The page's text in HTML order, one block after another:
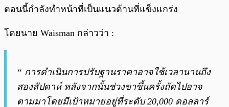
ตอนนี้กำลังทำหน้าที่เป็นแนวต้านที่แข็งแกร่ง
โดยนาย Waisman กล่าวว่า :
“ การดำเนินการปรับฐานราคาอาจใช้เวลานานถึง
สองสัปดาห์ หลังจากนั้นช่วงขาขึ้นครั้งถัดไปอาจ
ตามมาโดยมีเป้าหมายอยู่ที่ระดับ 20,000 ดอลลาร์